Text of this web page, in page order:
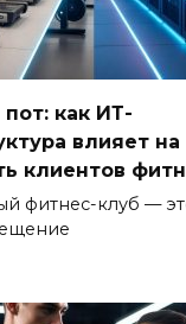
как ИТ-
влияет на
клиентов
фитнес-клуб —